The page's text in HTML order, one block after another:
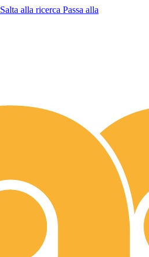
Salta alla ricerca Passa alla